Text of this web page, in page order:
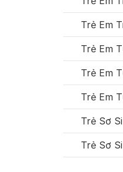
Trẻ Em
Trẻ Em
Trẻ Em
Trẻ Em
Trẻ Sơ
Trẻ Sơ